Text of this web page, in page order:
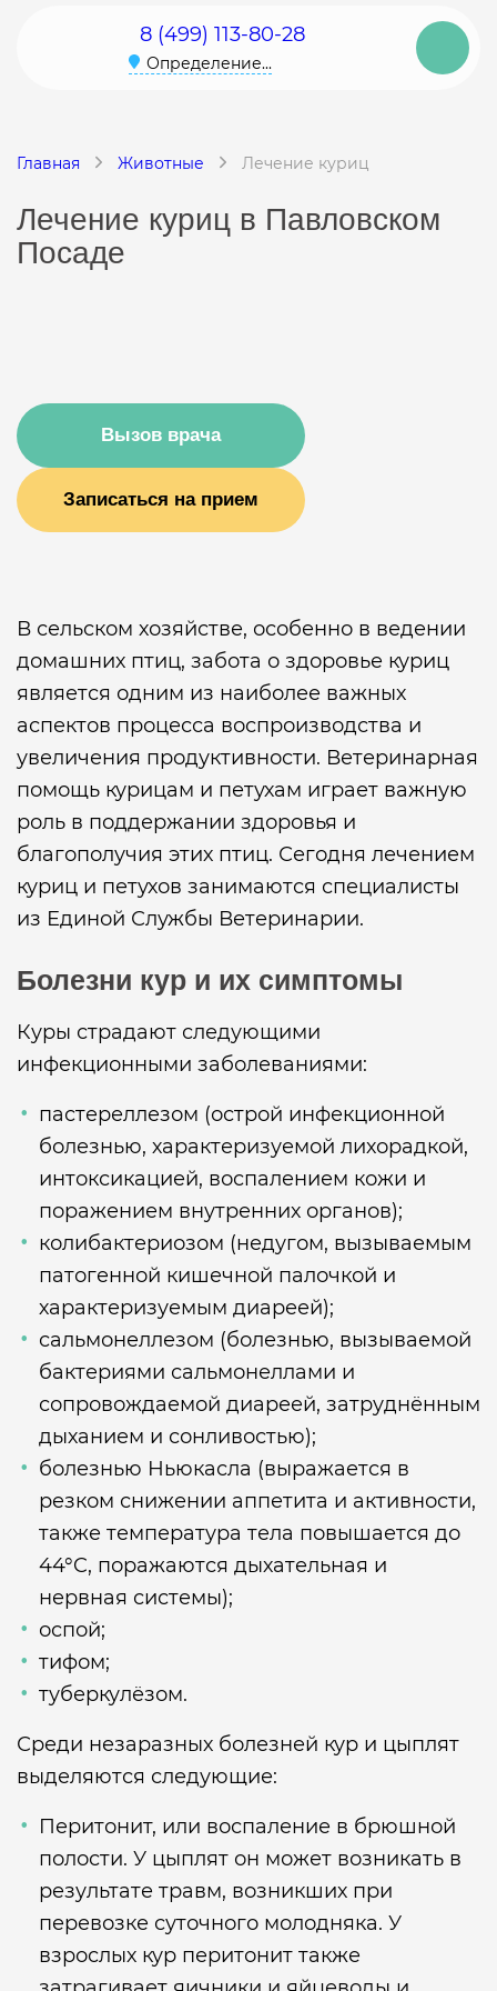
8 (499) 113-80-28
Определение...
Главная Животные Лечение куриц
Лечение куриц в Павловском
Посаде
Вызов врача
Записаться на прием
В сельском хозяйстве, особенно в ведении
домашних птиц, забота о здоровье куриц
является одним из наиболее важных
аспектов процесса воспроизводства и
увеличения продуктивности. Ветеринарная
помощь курицам и петухам играет важную
роль в поддержании здоровья и
благополучия этих птиц. Сегодня лечением
куриц и петухов занимаются специалисты
из Единой Службы Ветеринарии.
Болезни кур и их симптомы
Куры страдают следующими
инфекционными заболеваниями:
пастереллезом (острой инфекционной
болезнью, характеризуемой лихорадкой,
интоксикацией, воспалением кожи и
поражением внутренних органов);
колибактериозом (недугом, вызываемым
патогенной кишечной палочкой и
характеризуемым диареей);
сальмонеллезом (болезнью, вызываемой
бактериями сальмонеллами и
сопровождаемой диареей, затруднённым
дыханием и сонливостью);
болезнью Ньюкасла (выражается в
резком снижении аппетита и активности,
также температура тела повышается до
44°C, поражаются дыхательная и
нервная системы);
оспой;
тифом;
туберкулёзом.
Среди незаразных болезней кур и цыплят
выделяются следующие:
Перитонит, или воспаление в брюшной
полости. У цыплят он может возникать в
результате травм, возникших при
перевозке суточного молодняка. У
взрослых кур перитонит также